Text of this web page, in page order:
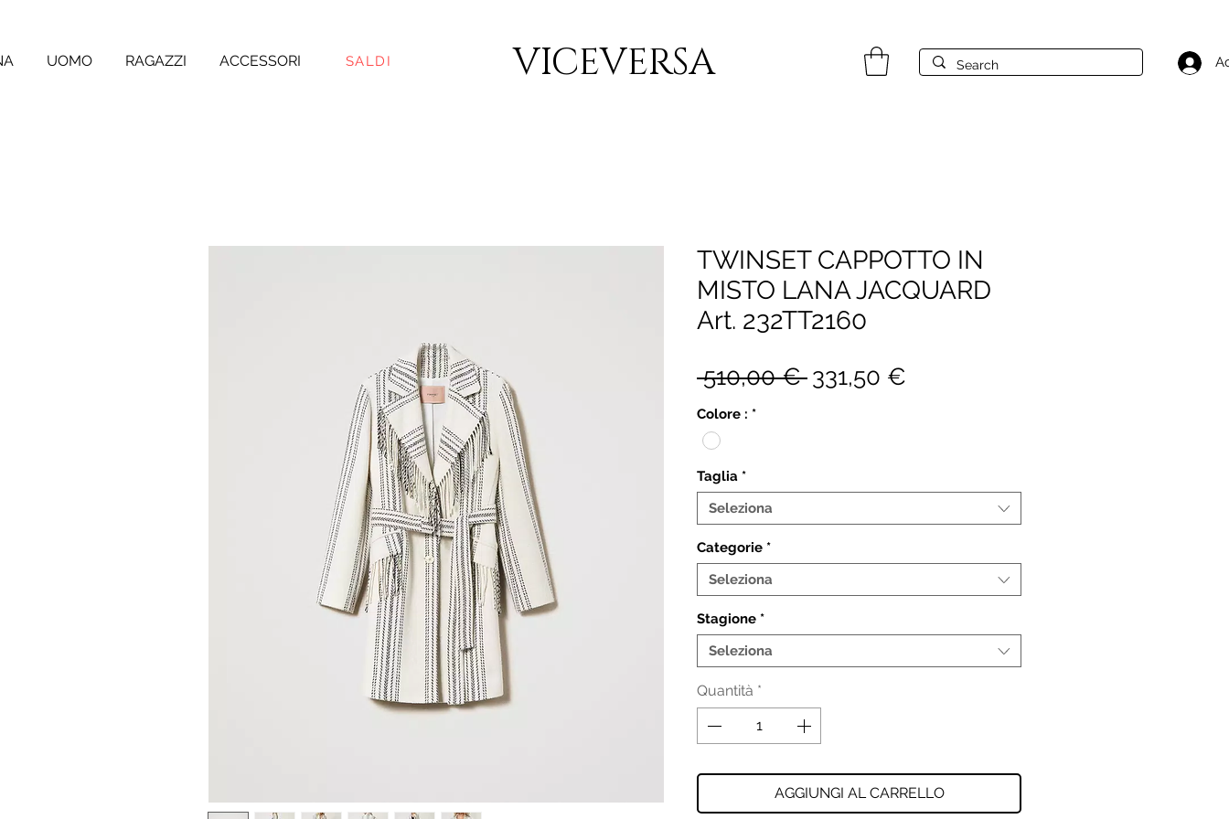
VICEVERSA
UOMO RAGAZZI ACCESSORI SALDI
TWINSET CAPPOTTO IN
MISTO LANA JACQUARD
Art. 232TT2160
510,00 € Prezzo
331,50 €
Colore : *
Taglia *
Seleziona
Categorie *
Seleziona
Stagione *
Seleziona
Quantità *
AGGIUNGI AL CARRELLO